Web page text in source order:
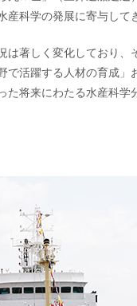
産科学の発展に寄与して
は著しく変化しており
活躍する人材の育成」
た将来にわたる水産科学